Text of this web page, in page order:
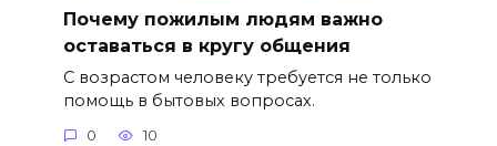
Почему пожилым людям важно
оставаться в кругу общения
С возрастом человеку требуется не только
помощь в бытовых вопросах.
0 10